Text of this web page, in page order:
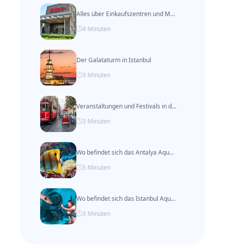
Alles über Einkaufszentren und Märkte in Van, Türkei
4 Minuten
Der Galataturm in Istanbul
3 Minuten
Veranstaltungen und Festivals in der Türkei nach Monat
3 Minuten
Wo befindet sich das Antalya Aquarium?
3 Minuten
Wo befindet sich das Istanbul Aquarium?
3 Minuten